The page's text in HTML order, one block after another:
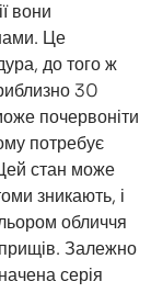
вони
Це
до того ж
30
почервоніти
потребує
стан може
зникають, і
обличчя
Залежно
серія